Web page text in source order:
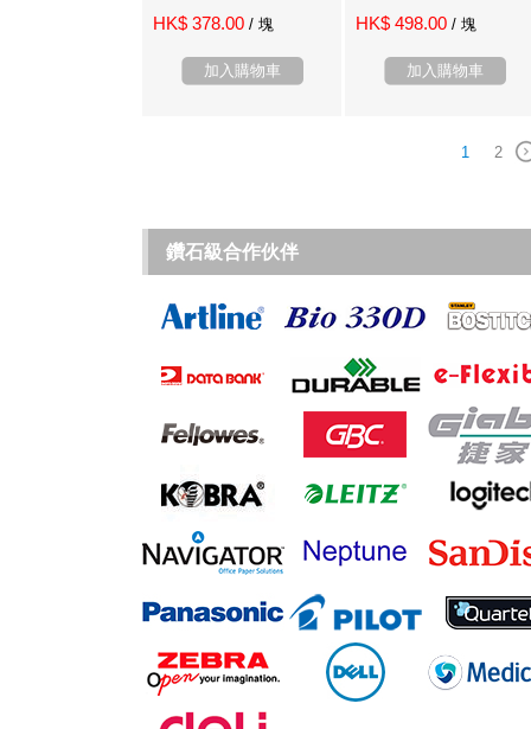
HK$ 378.00 / 塊
加入購物車
HK$ 498.00 / 塊
加入購物車
1 2
鑽石級合作伙伴